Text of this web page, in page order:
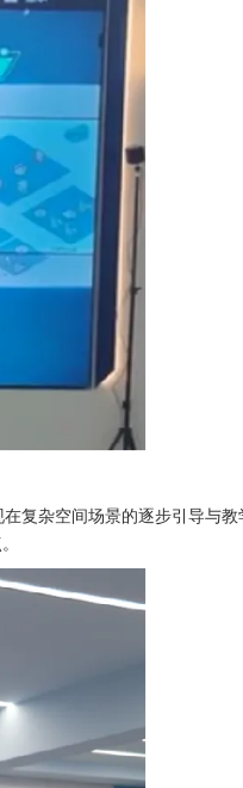
复杂空间场景的逐步引导与